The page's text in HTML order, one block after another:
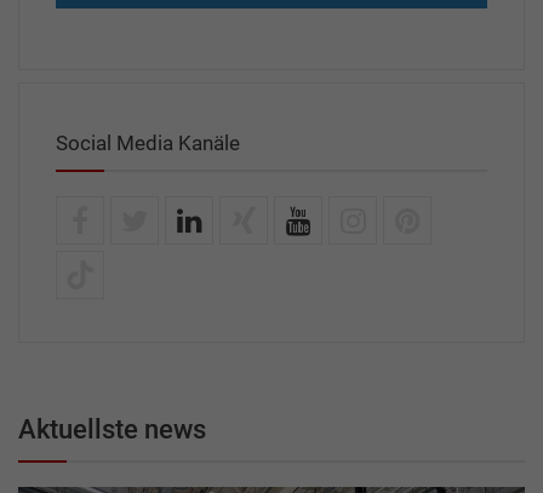
Social Media Kanäle
Aktuellste news